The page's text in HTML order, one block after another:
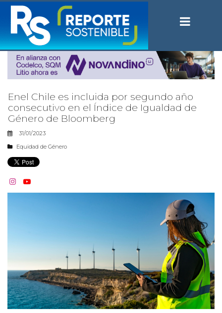
Enel Chile es incluida por segundo año
consecutivo en el Índice de Igualdad de
Género de Bloomberg
31/01/2023
Equidad de Género
 